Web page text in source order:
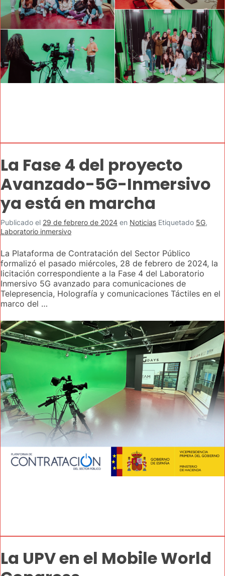
La Fase 4 del proyecto
Avanzado-5G-Inmersivo
ya está en marcha
Publicado el 29 de febrero de 2024 en Noticias Etiquetado 5G,
Laboratorio inmersivo
La Plataforma de Contratación del Sector Público
formalizó el pasado miércoles, 28 de febrero de 2024, la
licitación correspondiente a la Fase 4 del Laboratorio
Inmersivo 5G avanzado para comunicaciones de
Telepresencia, Holografía y comunicaciones Táctiles en el
marco del …
La UPV en el Mobile World